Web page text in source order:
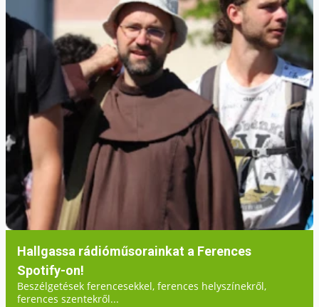
Hallgassa rádióműsorainkat a Ferences
Spotify-on!
Beszélgetések ferencesekkel, ferences helyszínekről,
ferences szentekről...